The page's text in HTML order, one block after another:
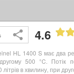
4.6
HL 1400 S має два
500 °C. Потік
літрів в хвилину, при